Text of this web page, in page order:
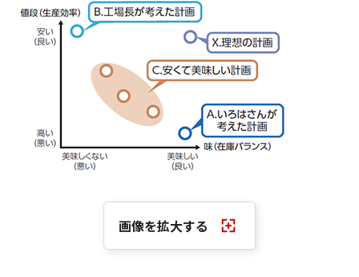
画像を拡大する